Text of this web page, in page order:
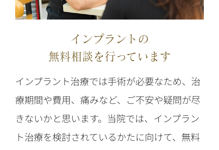
インプラントの
無料相談を行っています
インプラント治療では手術が必要なため、治
療期間や費用、痛みなど、ご不安や疑問が尽
きないかと思います。当院では、インプラン
ト治療を検討されているかたに向けて、無料